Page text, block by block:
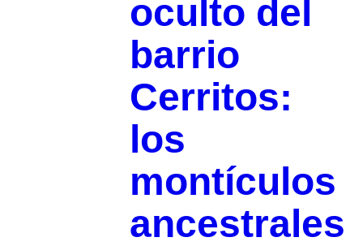
oculto del
barrio
Cerritos:
los
montículos
ancestrales